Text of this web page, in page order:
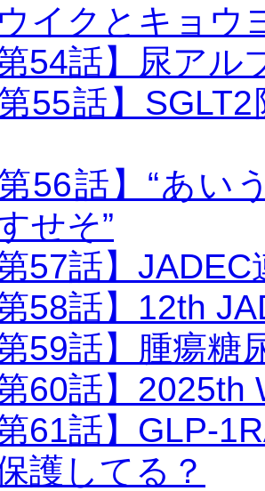
イクとキョウ
第54話】尿ア
第55話】
第56話】“あ
せそ”
第57話】
第58話】12th
第59話】腫瘍糖
第60話】2025th
第61話】GLP-
護してる？